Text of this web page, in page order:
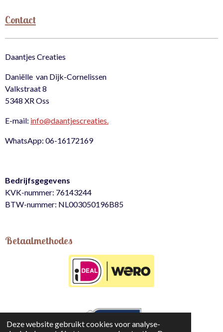
Deze website gebruikt cookies voor analyse-
Contact
Daantjes Creaties
Daniëlle van Dijk-Cornelissen
Valkstraat 8
5348 XR Oss
E-mail: info@daantjescreaties.
WhatsApp: 06-16172169
Bedrijfsgegevens
KVK-nummer: 76143244
BTW-nummer: NL003050196B85
Betaalmethodes